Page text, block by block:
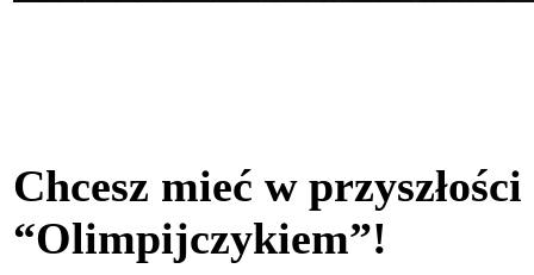
Chcesz mieć w
“Olimpijczykiem”!